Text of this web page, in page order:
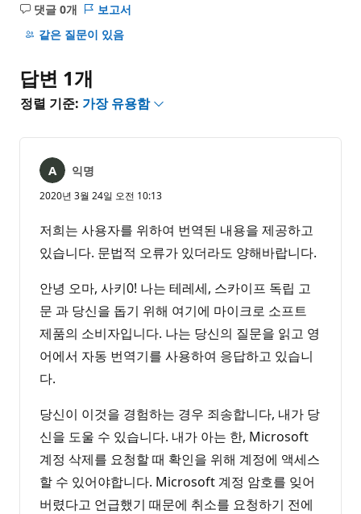
댓글 0개
설
명
음
보고서
같은 질문이 있음
답변 1개
정렬 기준: 가장 유용함
익명
2020년 3월 24일 오전 10:13
저희는 사용자를 위하여 번역된 내용을 제공하고
있습니다. 문법적 오류가 있더라도 양해바랍니다.
안녕 오마, 사키0! 나는 테레세, 스카이프 독립 고
문 과 당신을 돕기 위해 여기에 마이크로 소프트
제품의 소비자입니다. 나는 당신의 질문을 읽고 영
어에서 자동 번역기를 사용하여 응답하고 있습니
다.
당신이 이것을 경험하는 경우 죄송합니다, 내가 당
신을 도울 수 있습니다. 내가 아는 한, Microsoft
계정 삭제를 요청할 때 확인을 위해 계정에 액세스
할 수 있어야합니다. Microsoft 계정 암호를 잊어
버렸다고 언급했기 때문에 취소를 요청하기 전에